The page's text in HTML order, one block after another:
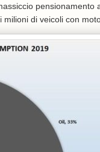
pensionamento
di veicoli con